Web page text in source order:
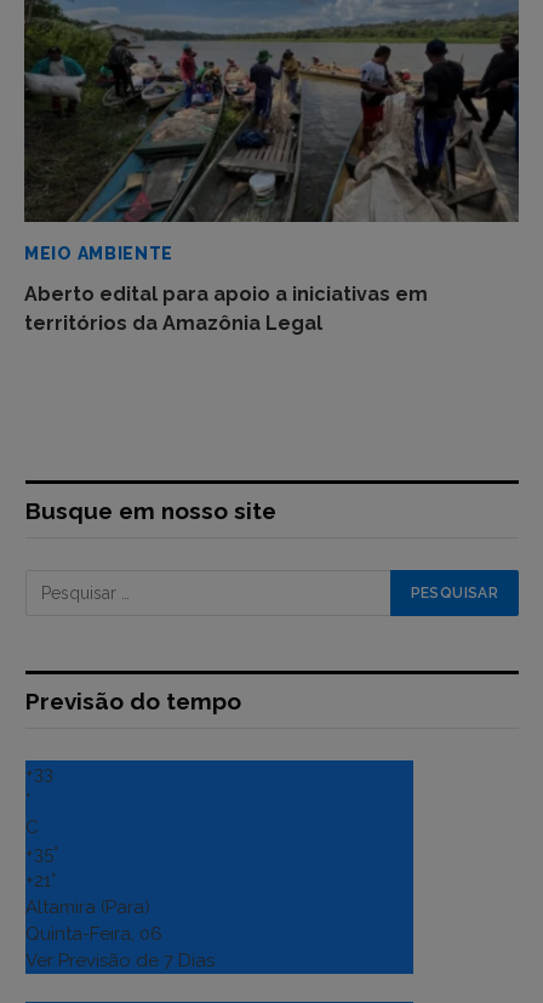
MEIO AMBIENTE
Aberto edital para apoio a iniciativas em
territórios da Amazônia Legal
Busque em nosso site
Previsão do tempo
+33
°
C
+35°
+21°
Altamira (Para)
Quinta-Feira, 06
Ver Previsão de 7 Dias